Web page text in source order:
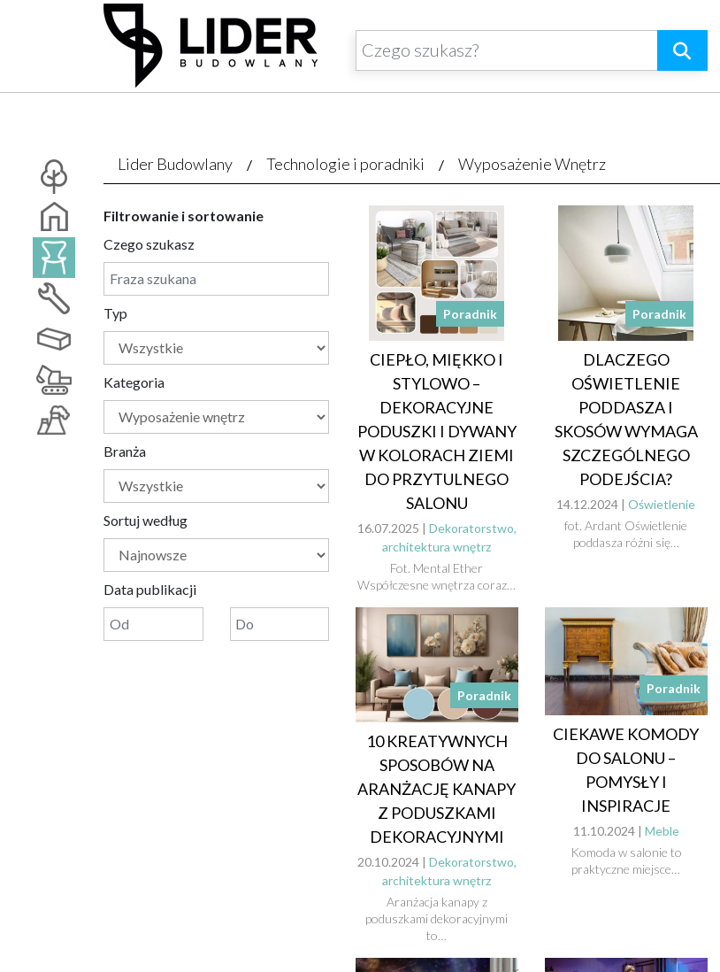
Lider Budowlany Technologie i poradniki Wyposażenie Wnętrz
Filtrowanie i sortowanie
Czego szukasz
Typ
Kategoria
Branża
Sortuj według
Data publikacji
Poradnik
CIEPŁO, MIĘKKO I
STYLOWO –
DEKORACYJNE
PODUSZKI I DYWANY
W KOLORACH ZIEMI
DO PRZYTULNEGO
SALONU
16.07.2025 | Dekoratorstwo,
architektura wnętrz
Fot. Mental Ether
Współczesne wnętrza coraz…
Poradnik
DLACZEGO
OŚWIETLENIE
PODDASZA I
SKOSÓW WYMAGA
SZCZEGÓLNEGO
PODEJŚCIA?
14.12.2024 |Oświetlenie
fot. Ardant Oświetlenie
poddasza różni się…
Poradnik
10 KREATYWNYCH
SPOSOBÓW NA
ARANŻACJĘ KANAPY
Z PODUSZKAMI
DEKORACYJNYMI
20.10.2024 | Dekoratorstwo,
architektura wnętrz
Aranżacja kanapy z
poduszkami dekoracyjnymi
to…
Poradnik
CIEKAWE KOMODY
DO SALONU –
POMYSŁY I
INSPIRACJE
11.10.2024 | Meble
Komoda w salonie to
praktyczne miejsce…